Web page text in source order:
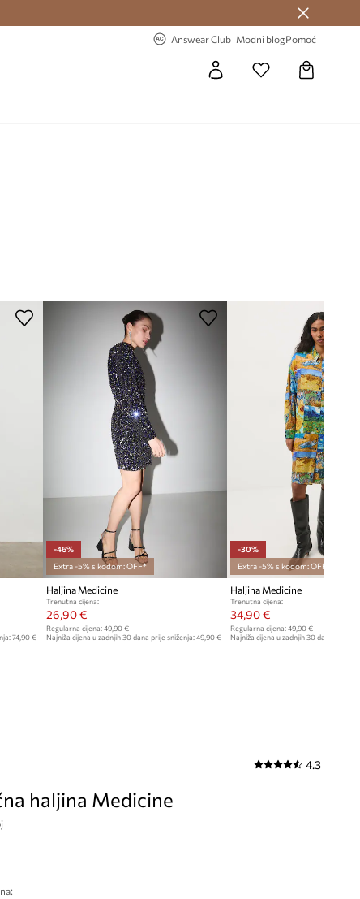
Answear Club Modni blogPomoć
74,90 €
-46%
Extra -5% s kodom: OFF*
Haljina Medicine
Trenutna cijena:
26,90 €
Regularna cijena:49,90 €
Najniža cijena u zadnjih 30 dana prije sniženja:49,90 €
-30%
Extra -5% s kodom: OFF*
Haljina Medicine
Trenutna cijena:
34,90 €
Regularna cijena: 49,90 €
Najniža cijena u zadnjih 30 dana prije
4.3
haljina Medicine